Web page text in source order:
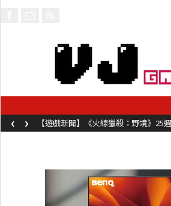
【遊戲新聞】《火線獵殺：野境》25
容同時系舊作限時超平價折扣
‹ ›